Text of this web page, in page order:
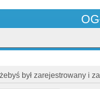
był zarejestrowany i